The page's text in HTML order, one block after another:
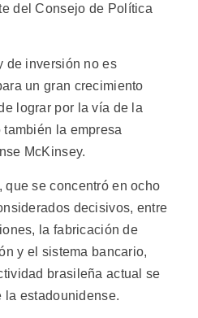
del Consejo de Política
de inversión no es
un gran crecimiento
lograr por la vía de la
la empresa
McKinsey.
que se concentró en ocho
decisivos, entre
la fabricación de
y el sistema bancario,
brasileña actual se
la estadounidense.